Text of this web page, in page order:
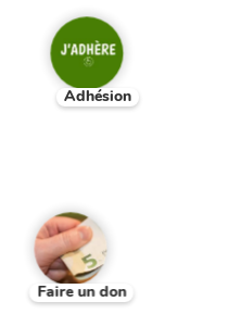
Adhésion
Faire un don